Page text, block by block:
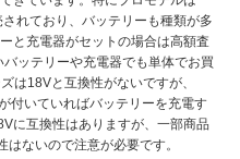
れており、バッテリーも種類が多
と充電器がセットの場合は高額査
ッテリーや充電器でも単体でお買
は18Vと互換性がないですが、
付いていればバッテリーを充電す
に互換性はありますが、一部商品
ないので注意が必要です。